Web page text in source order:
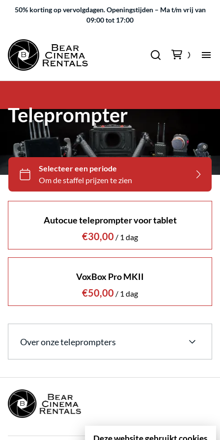
50% korting op vervolgdagen. Openingstijden – Ma t/m vrij van
09:00 tot 17:00
Teleprompter
Autocue teleprompter voor tablet
/
VoxBox Pro MKII
/
Over onze teleprompters
Teleprompters Huren bij Bear Cinema Rentals
Een teleprompter is een essentieel hulpmiddel voor
presentatoren en sprekers die hun boodschap
vloeiend en zonder haperingen willen overbrengen.